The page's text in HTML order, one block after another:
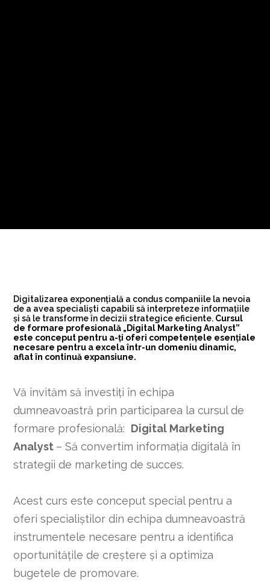
Digitalizarea exponențială a condus companiile la nevoia
de a avea specialiști capabili să interpreteze informațiile
și să le transforme în decizii strategice eficiente. Cursul
de formare profesională „Digital Marketing Analyst”
este conceput pentru a-ți oferi competențele esențiale
necesare pentru a excela într-un domeniu dinamic,
aflat în continuă expansiune.
Vă invităm să investiți în echipa
dumneavoastră prin participarea la cursul de
formare profesională: Digital Marketing
Analyst – Să convertim informația digitală în
strategii de marketing de succes.
Acest curs este conceput special pentru a
oferi specialiștilor din echipa dumneavoastră
instrumentele necesare pentru a identifica
oportunitățile de creștere și a optimiza
bugetele de promovare.